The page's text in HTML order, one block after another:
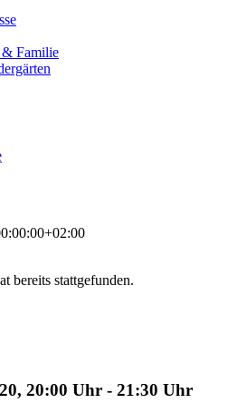
& Familie
bereits stattgefunden.
20:00 Uhr - 21:30 Uhr